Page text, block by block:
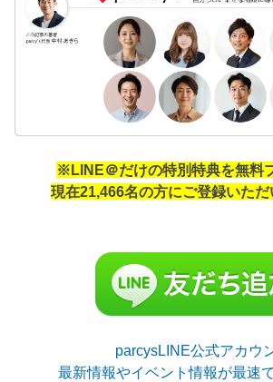
※LINE＠だけの特別特典を無料
現在21,466名の方にご登録いただ
parcysLINE公式アカウ
最新情報やイベント情報が最速